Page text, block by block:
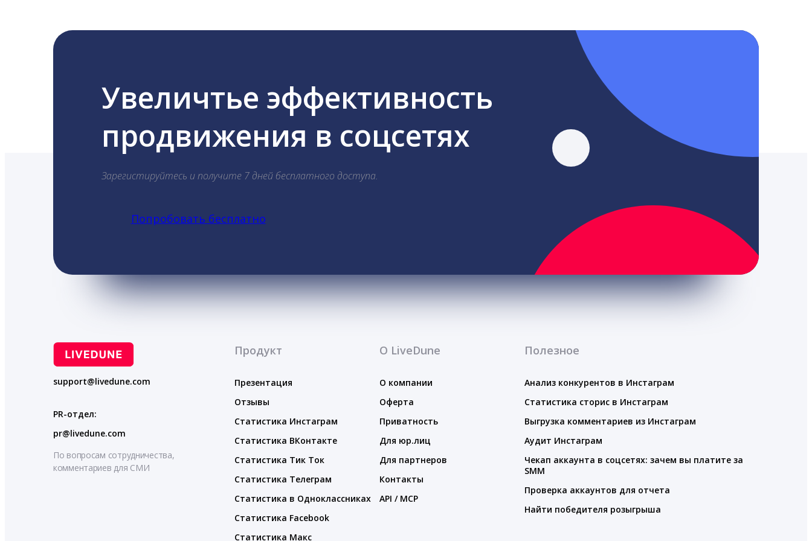
Увеличтье эффективность
продвижения в соцсетях
Зарегистируйтесь и получите 7 дней бесплатного доступа.
Попробовать бесплатно
support@livedune.com
PR-отдел:
pr@livedune.com
По вопросам сотрудничества,
комментариев для СМИ
Продукт
Презентация
Отзывы
Статистика Инстаграм
Статистика ВКонтакте
Статистика Тик Ток
Статистика Телеграм
Статистика в Одноклассниках
Статистика Facebook
Статистика Макс
О LiveDune
О компании
Оферта
Приватность
Для юр.лиц
Для партнеров
Контакты
API / MCP
Полезное
Анализ конкурентов в Инстаграм
Статистика сторис в Инстаграм
Выгрузка комментариев из Инстаграм
Аудит Инстаграм
Чекап аккаунта в соцсетях: зачем вы платите за
SMM
Проверка аккаунтов для отчета
Найти победителя розыгрыша